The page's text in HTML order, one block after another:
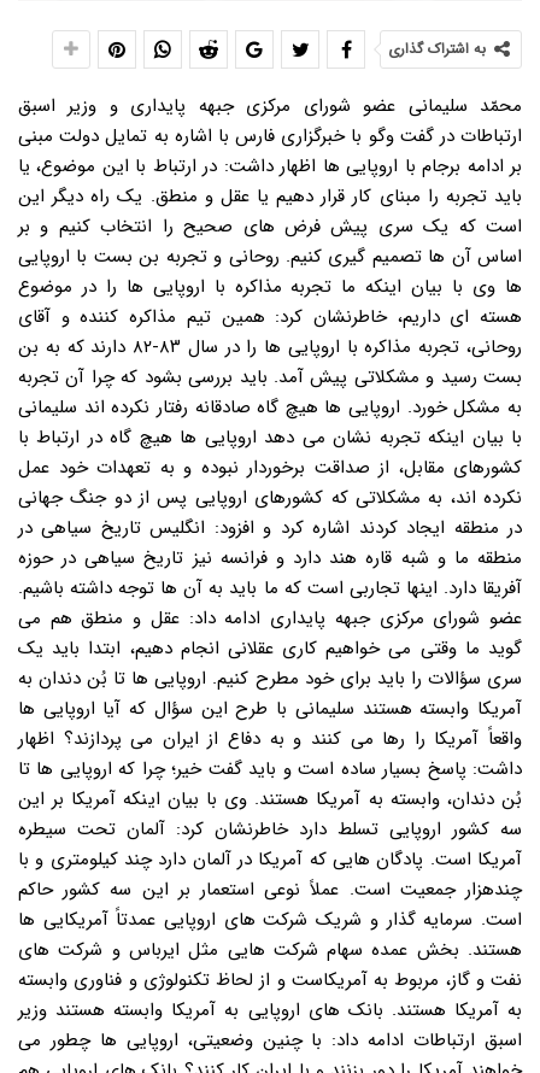
به اشتراک گذاری
محمّد سلیمانی عضو شورای مرکزی جبهه پایداری و وزیر اسبق
ارتباطات در گفت وگو با خبرگزاری فارس با اشاره به تمایل دولت مبنی
بر ادامه برجام با اروپایی ها اظهار داشت: در ارتباط با این موضوع، یا
باید تجربه را مبنای کار قرار دهیم یا عقل و منطق. یک راه دیگر این
است که یک سری پیش فرض های صحیح را انتخاب کنیم و بر
اساس آن ها تصمیم گیری کنیم. روحانی و تجربه بن بست با اروپایی
ها وی با بیان اینکه ما تجربه مذاکره با اروپایی ها را در موضوع
هسته ای داریم، خاطرنشان کرد: همین تیم مذاکره کننده و آقای
روحانی، تجربه مذاکره با اروپایی ها را در سال ۸۳-۸۲ دارند که به بن
بست رسید و مشکلاتی پیش آمد. باید بررسی بشود که چرا آن تجربه
به مشکل خورد. اروپایی ها هیچ گاه صادقانه رفتار نکرده اند سلیمانی
با بیان اینکه تجربه نشان می دهد اروپایی ها هیچ گاه در ارتباط با
کشورهای مقابل، از صداقت برخوردار نبوده و به تعهدات خود عمل
نکرده اند، به مشکلاتی که کشورهای اروپایی پس از دو جنگ جهانی
در منطقه ایجاد کردند اشاره کرد و افزود: انگلیس تاریخ سیاهی در
منطقه ما و شبه قاره هند دارد و فرانسه نیز تاریخ سیاهی در حوزه
آفریقا دارد. اینها تجاربی است که ما باید به آن ها توجه داشته باشیم.
عضو شورای مرکزی جبهه پایداری ادامه داد: عقل و منطق هم می
گوید ما وقتی می خواهیم کاری عقلانی انجام دهیم، ابتدا باید یک
سری سؤالات را باید برای خود مطرح کنیم. اروپایی ها تا بُن دندان به
آمریکا وابسته هستند سلیمانی با طرح این سؤال که آیا اروپایی ها
واقعاً آمریکا را رها می کنند و به دفاع از ایران می پردازند؟ اظهار
داشت: پاسخ بسیار ساده است و باید گفت خیر؛ چرا که اروپایی ها تا
بُن دندان، وابسته به آمریکا هستند. وی با بیان اینکه آمریکا بر این
سه کشور اروپایی تسلط دارد خاطرنشان کرد: آلمان تحت سیطره
آمریکا است. پادگان هایی که آمریکا در آلمان دارد چند کیلومتری و با
چندهزار جمعیت است. عملاً نوعی استعمار بر این سه کشور حاکم
است. سرمایه گذار و شریک شرکت های اروپایی عمدتاً آمریکایی ها
هستند. بخش عمده سهام شرکت هایی مثل ایرباس و شرکت های
نفت و گاز، مربوط به آمریکاست و از لحاظ تکنولوژی و فناوری وابسته
به آمریکا هستند. بانک های اروپایی به آمریکا وابسته هستند وزیر
اسبق ارتباطات ادامه داد: با چنین وضعیتی، اروپایی ها چطور می